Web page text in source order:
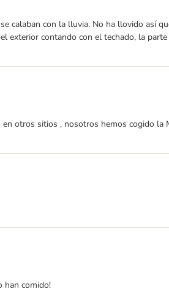
calaban con la lluvia. No ha llovido así
contando con el techado, la
otros sitios , nosotros hemos cogido
han comido!